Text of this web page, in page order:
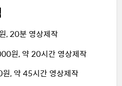
, 20분 영상제작
원, 약 20시간 영상제작
, 약 45시간 영상제작